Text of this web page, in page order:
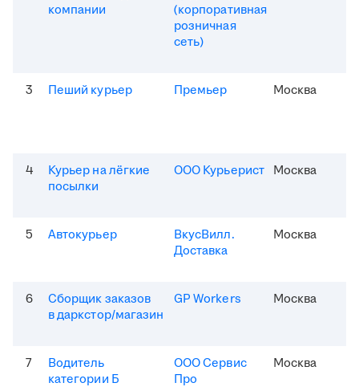
компании
(корпоративная
розничная
сеть)
3 Пеший курьер Премьер Москва
4
Курьер на лёгкие
посылки
ООО Курьерист Москва
5 Автокурьер
ВкусВилл.
Доставка
Москва
6
Сборщик заказов
в даркстор/магазин
GP Workers Москва
7
Водитель
категории Б
ООО Сервис
Про
Москва